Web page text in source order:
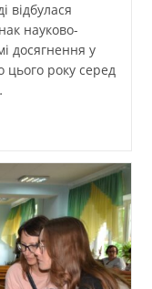
відбулася
науково-
досягнення у
року серед